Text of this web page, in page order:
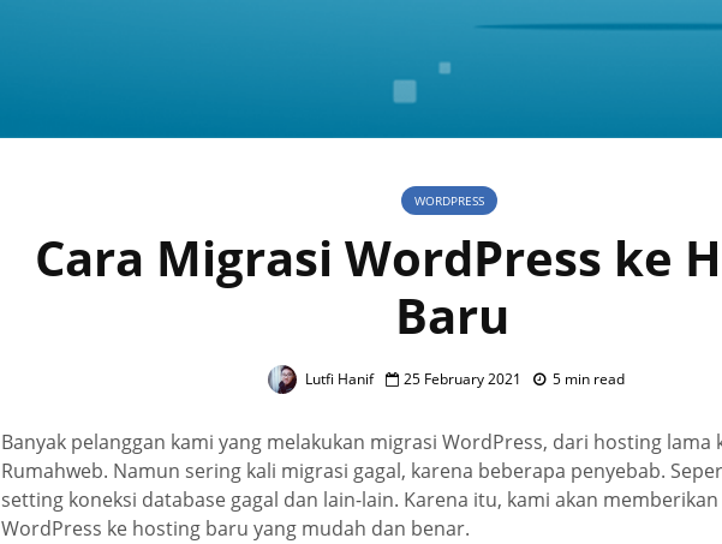
WORDPRESS
Cara Migrasi WordPress ke
Baru
Lutfi Hanif 25 February 2021 5 min read
Banyak pelanggan kami yang melakukan migrasi WordPress, dari hosting lama
Rumahweb. Namun sering kali migrasi gagal, karena beberapa penyebab.
setting koneksi database gagal dan lain-lain. Karena itu, kami akan
WordPress ke hosting baru yang mudah dan benar.